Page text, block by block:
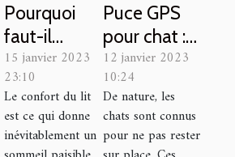
Pourquoi
faut-il
utiliser les
coussins
65×65 ?
15 janvier 2023
23:10
Le confort du lit
est ce qui donne
inévitablement un
Puce GPS
pour chat :
Que faut-il
savoir ?
12 janvier 2023
10:24
De nature, les
chats sont connus
pour ne pas rester